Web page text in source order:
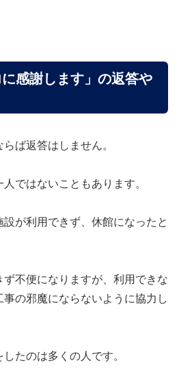
に感謝します」の返答や
ば返答はしません。
ではないこともあります。
が利用できず、休館になったと
不便になりますが、利用できな
の邪魔にならないように協力し
たのは多くの人です。